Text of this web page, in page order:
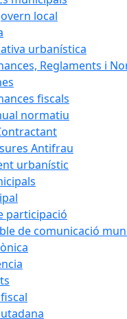
local
urbanística
Reglaments i
fiscals
normatiu
Antifrau
urbanístic
participació
de comunicació